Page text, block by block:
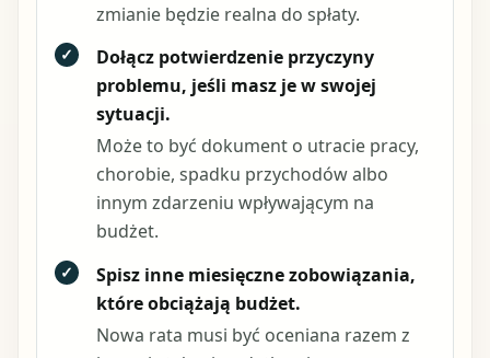
zmianie będzie realna do spłaty.
✓
Dołącz potwierdzenie przyczyny
problemu, jeśli masz je w swojej
sytuacji.
Może to być dokument o utracie pracy,
chorobie, spadku przychodów albo
innym zdarzeniu wpływającym na
budżet.
✓
Spisz inne miesięczne zobowiązania,
które obciążają budżet.
Nowa rata musi być oceniana razem z